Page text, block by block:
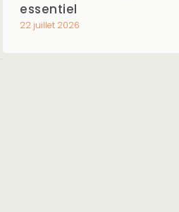
essentiel
22 juillet 2026